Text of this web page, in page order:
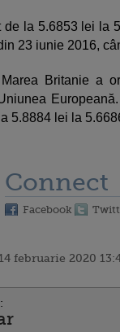
de la 5.6853 lei la
23 iunie 2016,
Britanie a
5.8884 lei la
Connect
Facebook
14 februarie 2020